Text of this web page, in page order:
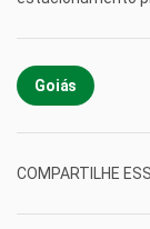
Goiás
COMPARTILHE